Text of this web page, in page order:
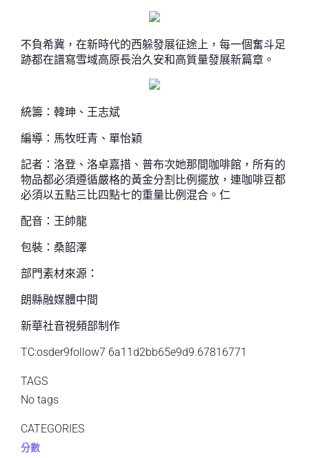
不負希冀，在新時代的西躲發展征途上，每一個奮斗足
跡都在譜寫雪域高原長治久安和高質量發展新篇章。
統籌：韓珅、王志斌
編導：馬牧旺青、單怡穎
記者：洛登、洛卓嘉措、普布次她那間咖啡館，所有的
物品都必須遵循嚴格的黃金分割比例擺放，連咖啡豆都
必須以五點三比四點七的重量比例混合。仁
配音：王帥龍
包裝：桑韶澤
部門素材來源：
朗縣融媒體中間
新華社音視頻部制作
TC:osder9follow7 6a11d2bb65e9d9.67816771
TAGS
No tags
CATEGORIES
分數